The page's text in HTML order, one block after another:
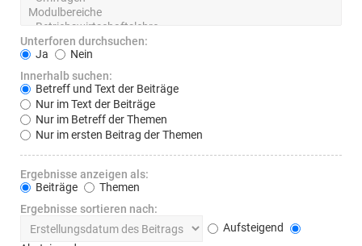
Unterforen durchsuchen:
Ja
Nein
Innerhalb suchen:
Betreff und Text der Beiträge
Nur im Text der Beiträge
Nur im Betreff der Themen
Nur im ersten Beitrag der Themen
Ergebnisse anzeigen als:
Beiträge
Themen
Ergebnisse sortieren nach:
Aufsteigend